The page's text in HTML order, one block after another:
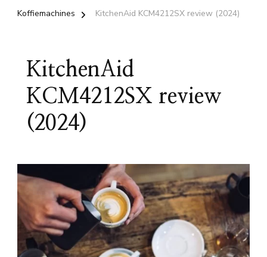
Koffiemachines
KitchenAid KCM4212SX review (2024)
KitchenAid
KCM4212SX review
(2024)